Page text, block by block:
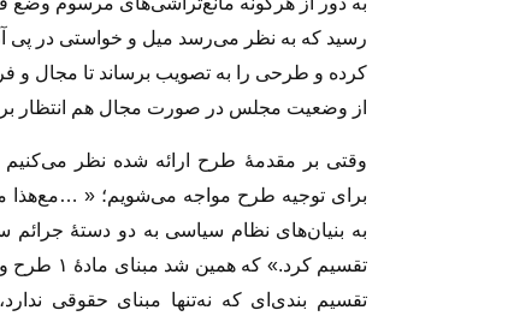
رسید که به نظر مى‌رسد میل و خواستى در پى
کرده و طرحى را به تصویب برساند تا مجال
از وضعیت مجلس در صورت مجال هم انتظار
وقتى بر مقدمهٔ طرح ارائه شده نظر
براى توجیه طرح مواجه مى‌شویم؛ « …مع‌هذا
به بنیان‌های نظام سیاسی به دو دستهٔ
تقسیم
تقسیم بندى‌اى که نه‌تنها مبناى حقوقى